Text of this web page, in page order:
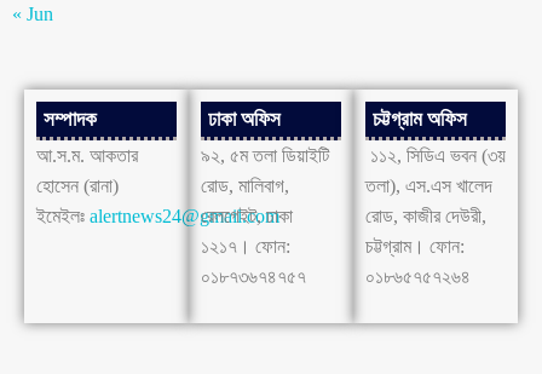
« Jun
সম্পাদক
আ.স.ম. আকতার
হোসেন (রানা)
ইমেইলঃ alertnews24@gmail.com
ঢাকা অফিস
৯২, ৫ম তলা ডিয়াইটি
রোড, মালিবাগ,
রেলগেইট, ঢাকা
১২১৭। ফোন:
০১৮৭৩৬৭৪৭৫৭
চট্টগ্রাম অফিস
১১২, সিডিএ ভবন (৩য়
তলা), এস.এস খালেদ
রোড, কাজীর দেউরী,
চট্টগ্রাম। ফোন:
০১৮৬৫৭৫৭২৬৪